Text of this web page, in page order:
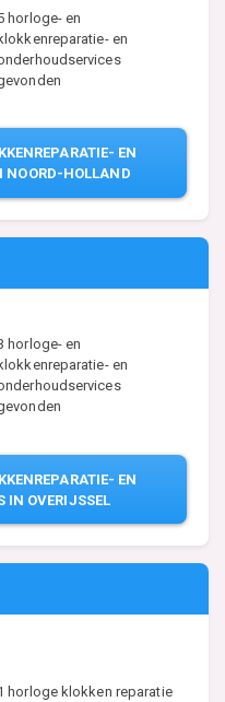
horloge- en
en
EN
NOORD-HOLLAND
horloge- en
klokkenreparatie- en
EN
IN OVERIJSSEL
horloge klokken reparatie